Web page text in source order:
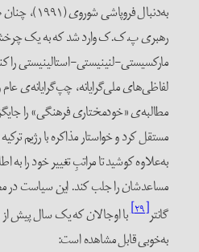
به‌دنبال
رهبری پ.ک.ک وارد شد که به یک
مارکسیستی-لنینیستی-استالینیستی را
لفاظی‌های ملی‌گرایانه، چپ‌گرایانه‌ی
مطالبه‌ی «خودمختاری فرهنگی» را
مستقل کرد و خواستار مذاکره با رژیم
به‌علاوه کوشید تا مراتبِ تغییر خود را به
مساعدشان را جلب کند. این سیاست در
گانتر[۲۹]
با اوجالان که یک سال پیش
به‌خوبی قابل مشاهده است: